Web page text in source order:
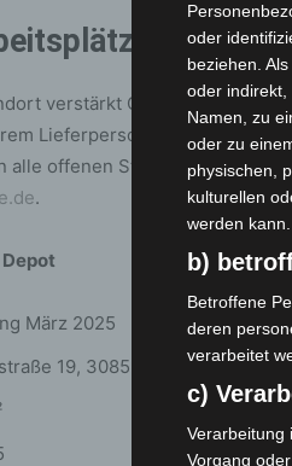
in
verstärkt Coolblue sein
Lieferpersonal,
alle offenen Stellen und
.
März 2025
19, 30853 Langenhagen
oder
beziehen.
oder indirekt,
Namen, zu
oder zu
physischen,
kulturellen
werden kann.
b)
Betroffene
deren
verarbeitet
c)
Verarbeitung
Vorgang